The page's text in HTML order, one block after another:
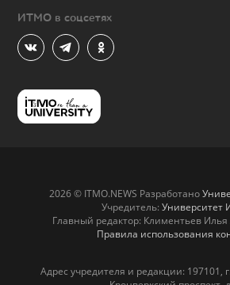
ИТМО в соцсетях
2026 © ITMO.NEWS Разработано
Учредитель: Университет
Главный редактор: Климентьев
Правила использования
Адрес учредителя и редакции: 197101,